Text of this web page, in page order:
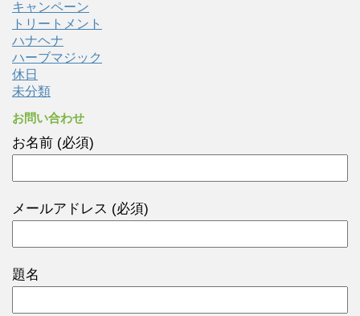
キャンペーン
トリートメント
ハナヘナ
ハーブマジック
休日
未分類
お問い合わせ
お名前 (必須)
メールアドレス (必須)
題名